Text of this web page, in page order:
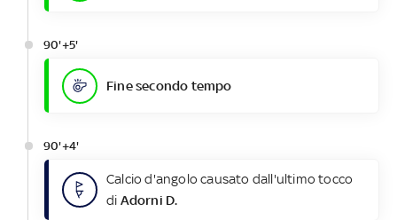
90'+5'
Fine secondo tempo
90'+4'
Calcio d'angolo causato dall'ultimo tocco
di Adorni D.